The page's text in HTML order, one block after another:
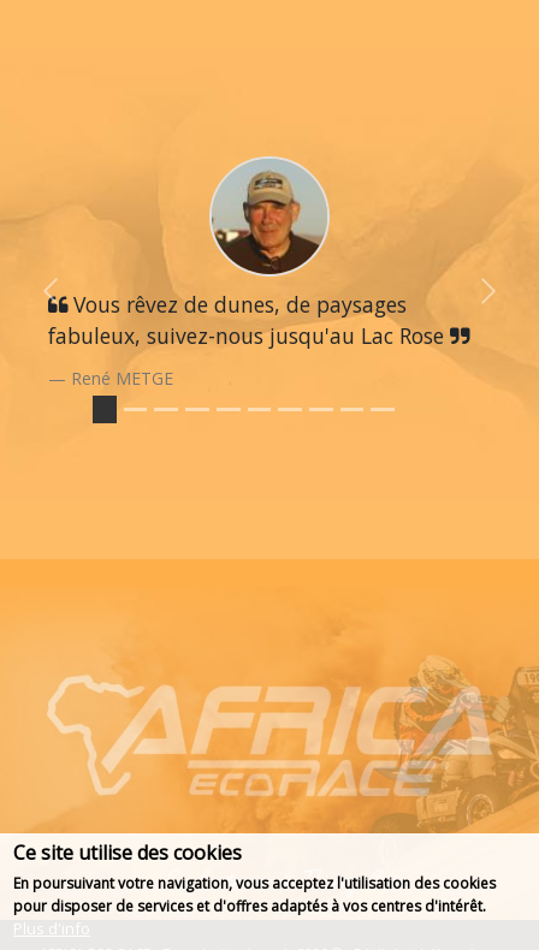
Vous rêvez de dunes, de paysages
fabuleux, suivez-nous jusqu'au Lac Rose
René METGE
Previous Next
Ce site utilise des cookies
En poursuivant votre navigation, vous acceptez l'utilisation des cookies
pour disposer de services et d'offres adaptés à vos centres d'intérêt.
Plus d'info